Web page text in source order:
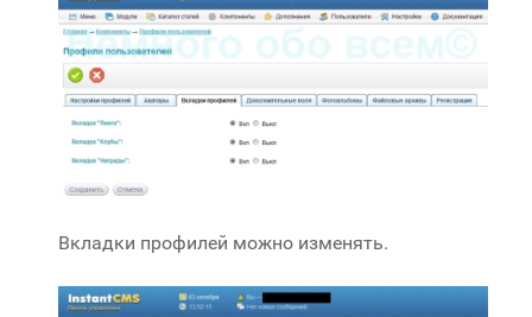
Вкладки профилей можно изменять.